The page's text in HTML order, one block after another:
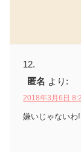
匿名 より:
2018年3月6日
嫌いじゃないわ!